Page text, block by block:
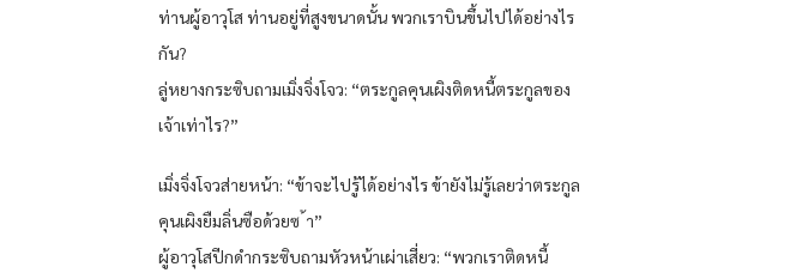
ท่านผู้อาวุโส ท่านอยู่ที่สูงขนาดนั้น พวกเราบินขึ้นไปได้อย่างไร
กัน?
ลู่หยางกระซิบถามเมิ่งจิ่งโจว: “ตระกูลคุนเผิงติดหนี้ตระกูลของ
เจ้าเท่าไร?”
เมิ่งจิ่งโจวส่ายหน้า: “ข้าจะไปรู้ได้อย่างไร ข้ายังไม่รู้เลยว่าตระกูล
คุนเผิงยืมลิ่นซือด้วยซ ้า”
ผู้อาวุโสปีกดำกระซิบถามหัวหน้าเผ่าเสี่ยว: “พวกเราติดหนี้